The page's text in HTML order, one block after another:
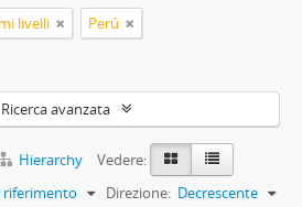
livelli Perú
Ricerca avanzata
Hierarchy
Vedere:
riferimento Direzione: Decrescente